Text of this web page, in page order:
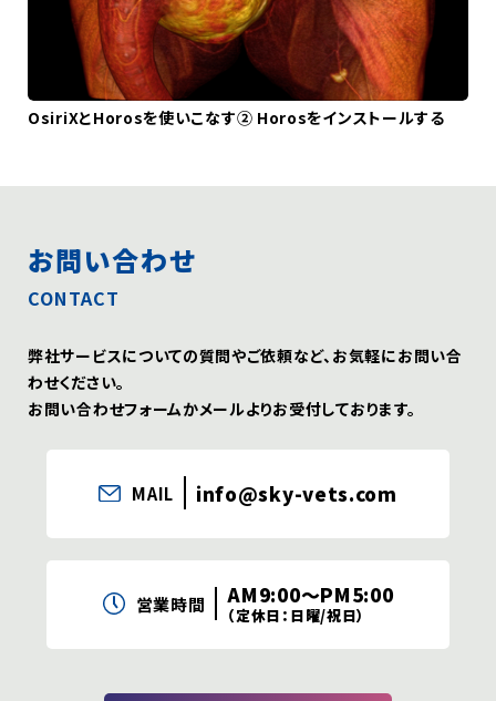
OsiriXとHorosを使いこなす② Horosをインストールする
お問い合わせ
CONTACT
弊社サービスについての質問やご依頼など、お気軽にお問い合
わせください。
お問い合わせフォームかメールよりお受付しております。
MAIL info@sky-vets.com
営業時間 AM9:00〜PM5:00
（定休日：日曜/祝日）